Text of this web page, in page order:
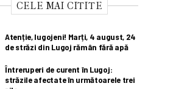
CELE MAI CITITE
Atenție, lugojeni! Marți, 4 august, 24
de străzi din Lugoj rămân fără apă
Întreruperi de curent în Lugoj:
străzile afectate în următoarele trei